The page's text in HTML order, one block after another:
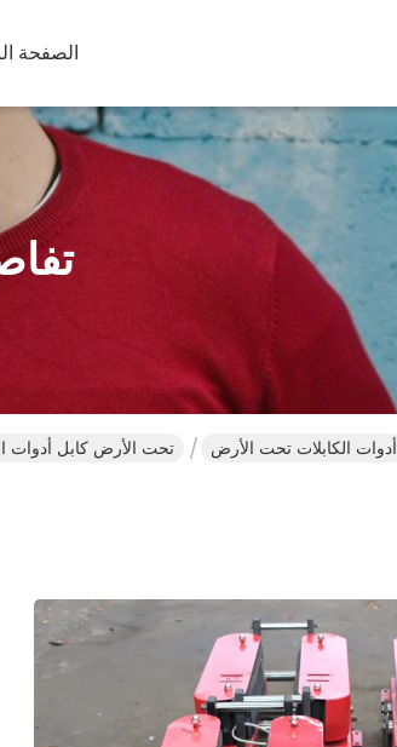
الصفحة
أدوات الكابلات تحت الأرض تحت الأرض كابل أدوات